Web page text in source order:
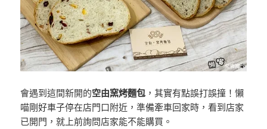
會遇到這間新開的空由窯烤麵包 ，其實有點誤打誤撞！懶
喵剛好車子停在店門口附近，準備牽車回家時，看到店家
已開門，就上前詢問店家能不能購買。